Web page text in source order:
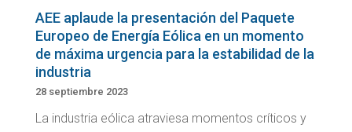
AEE aplaude la presentación del Paquete
Europeo de Energía Eólica en un momento
de máxima urgencia para la estabilidad de la
industria
28 septiembre 2023
La industria eólica atraviesa momentos críticos y